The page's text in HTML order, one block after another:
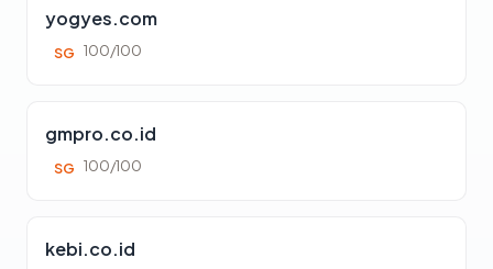
yogyes.com
SG 100/100
gmpro.co.id
SG 100/100
kebi.co.id